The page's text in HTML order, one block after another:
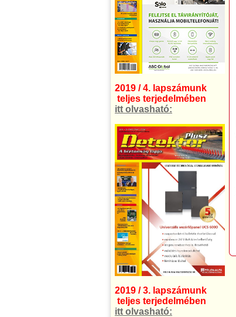
2019 / 4. lapszámunk
teljes terjedelmében
itt olvasható:
2019 / 3. lapszámunk
teljes terjedelmében
itt olvasható: